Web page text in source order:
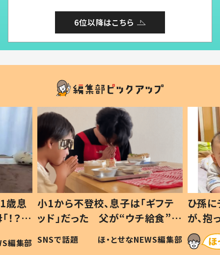
6位以降はこちら
歳息
？」
編集部
小1から不登校、息子は「ギフテ
ッド」だった 父が“ウチ給食”を
作り続ける理由とは #令和の親
#令和の子
SNSで話題 ほ・とせなNEWS編集部
ひ孫
が、
「涙が
い」